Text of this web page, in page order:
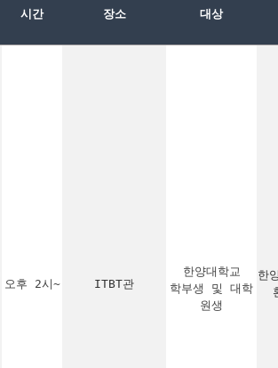
시간 장소 대상
오후 2시~ ITBT관
한양대학교
학부생 및 대학
원생
한